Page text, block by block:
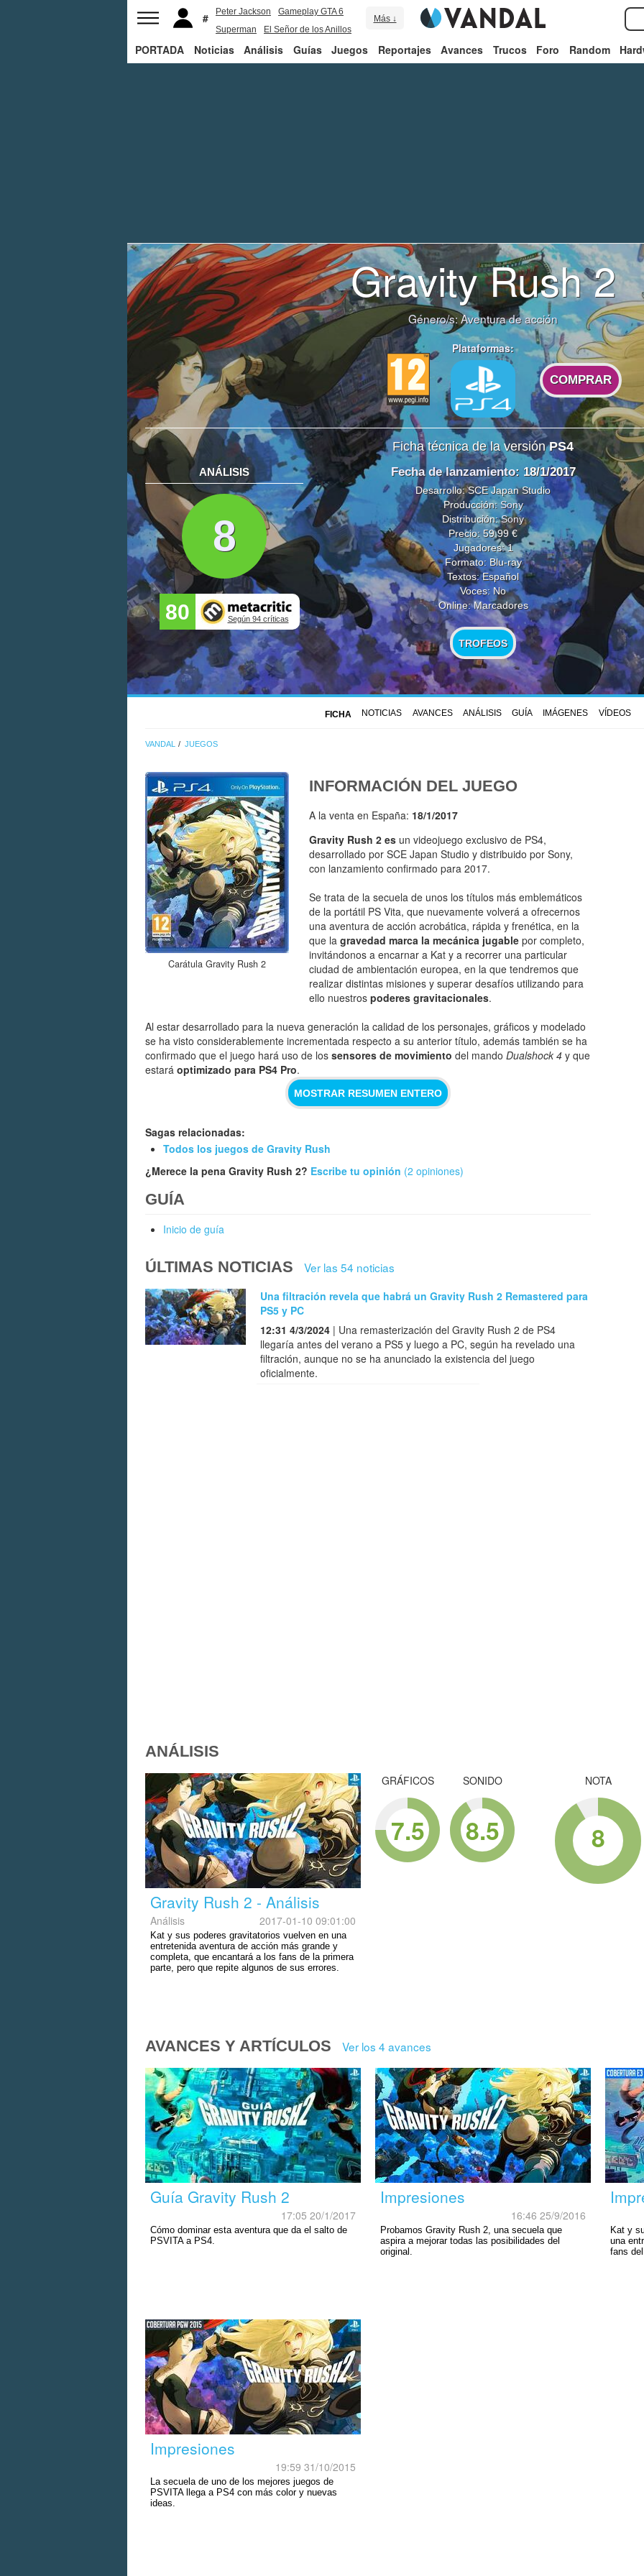
Peter Jackson
Gameplay GTA 6
Superman
El Señor de los Anillos
Más ↓
PORTADA Noticias Análisis Guías Juegos Reportajes Avances Trucos Foro Random
Gravity Rush 2
Género/s:Aventura de acción
Plataformas:
COMPRAR
Ficha técnica de la versiónPS4
ANÁLISIS
8
80 Según 94 críticas
Fecha de lanzamiento: 18/1/2017
Desarrollo: SCE Japan Studio
Producción:Sony
Distribución:Sony
Precio: 59,99 €
Jugadores: 1
Formato: Blu-ray
Textos: Español
Voces: No
Online: Marcadores
TROFEOS
FICHA NOTICIAS AVANCES ANÁLISIS GUÍA IMÁGENES VÍDEOS
VANDAL JUEGOS
Carátula Gravity Rush 2
INFORMACIÓN DEL JUEGO
A la venta en España: 18/1/2017
Gravity Rush 2 es un videojuego exclusivo de PS4,
desarrollado por SCE Japan Studio y distribuido por Sony,
con lanzamiento confirmado para 2017.
Se trata de la secuela de unos los títulos más emblemáticos
de la portátil PS Vita, que nuevamente volverá a ofrecernos
una aventura de acción acrobática, rápida y frenética, en la
que la gravedad marca la mecánica jugable por completo,
invitándonos a encarnar a Kat y a recorrer una particular
ciudad de ambientación europea, en la que tendremos que
realizar distintas misiones y superar desafíos utilizando para
ello nuestros poderes gravitacionales.
Al estar desarrollado para la nueva generación la calidad de los personajes, gráficos y modelado
se ha visto considerablemente incrementada respecto a su anterior título, además también se ha
confirmado que el juego hará uso de los sensores de movimiento del mando Dualshock 4 y que
estará optimizado para PS4 Pro.
MOSTRAR RESUMEN ENTERO
Sagas relacionadas:
Todos los juegos de Gravity Rush
¿Merece la pena Gravity Rush 2? Escribe tu opinión (2 opiniones)
GUÍA
Inicio de guía
ÚLTIMAS NOTICIAS Ver las 54 noticias
Una filtración revela que habrá un Gravity Rush 2 Remastered para
PS5 y PC
12:31 4/3/2024 | Una remasterización del Gravity Rush 2 de PS4
llegaría antes del verano a PS5 y luego a PC, según ha revelado una
filtración, aunque no se ha anunciado la existencia del juego
oficialmente.
ANÁLISIS
Gravity Rush 2 - Análisis
Análisis 2017-01-10 09:01:00
Kat y sus poderes gravitatorios vuelven en una
entretenida aventura de acción más grande y
completa, que encantará a los fans de la primera
parte, pero que repite algunos de sus errores.
GRÁFICOS
7.5
SONIDO
8.5
NOTA
8
AVANCES Y ARTÍCULOS Ver los 4 avances
Guía Gravity Rush 2
17:05 20/1/2017
Cómo dominar esta aventura que da el salto de
PSVITA a PS4.
Impresiones
16:46 25/9/2016
Probamos Gravity Rush 2, una secuela que
aspira a mejorar todas las posibilidades del
original.
Kat y
una
fans
Impresiones
19:59 31/10/2015
La secuela de uno de los mejores juegos de
PSVITA llega a PS4 con más color y nuevas
ideas.